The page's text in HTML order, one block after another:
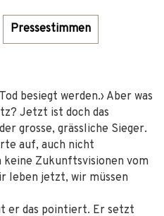
Pressestimmen
besiegt werden.› Aber was
Jetzt ist doch das
grosse, grässliche Sieger.
auf, auch nicht
Zukunftsvisionen vom
leben jetzt, wir müssen
er das pointiert. Er setzt